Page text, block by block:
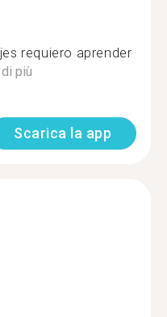
requiero aprender
più
Scarica la app